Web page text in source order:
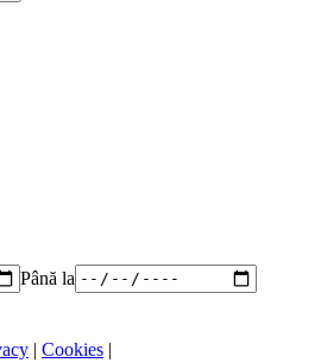
Până la
| Cookies |